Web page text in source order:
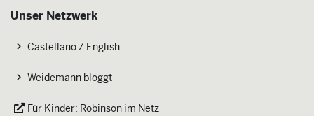
Unser Netzwerk
Castellano / English
Weidemann bloggt
Für Kinder: Robinson im Netz